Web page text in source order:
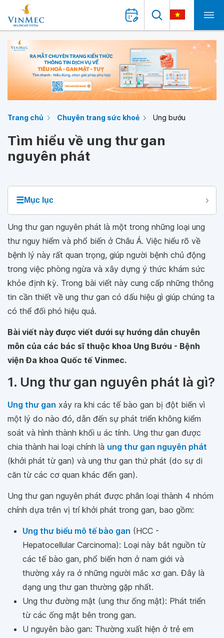
Trang chủ Chuyên trang sức khoẻ Ung bướu
Tìm hiểu về ung thư gan
nguyên phát
☰Mục lục
Ung thư gan nguyên phát là một trong những loại ung
thư nguy hiểm và phổ biến ở Châu Á. Việc hiểu rõ về
bệnh lý này rất quan trọng, giúp người bệnh chủ động
trong việc phòng ngừa và xây dựng ý thức khám sức
khỏe định kỳ. Trong bài viết này cung cấp những thông
tin cần thiết về ung thư gan có dấu hiệu gì giúp chúng ta
có thể đối phó hiệu quả.
Bài viết này được viết dưới sự hướng dẫn chuyên
môn của các bác sĩ thuộc khoa Ung Bướu - Bệnh
viện Đa khoa Quốc tế Vinmec.
1. Ung thư gan nguyên phát là gì?
Ung thư gan xảy ra khi các tế bào gan bị đột biến vì
một lý do nào đó, dẫn đến sự phát triển không kiểm
soát và hình thành khối u ác tính. Ung thư gan được
chia thành hai loại chính là ung thư gan nguyên phát
(khởi phát từ gan) và ung thư gan thứ phát (do sự di
căn từ các cơ quan khác đến gan).
Ung thư gan nguyên phát được phân loại thành 4 nhóm
chính dựa trên vị trí khởi phát trong gan, bao gồm:
Ung thư biểu mô tế bào gan (HCC -
Hepatocellular Carcinoma): Loại này bắt nguồn từ
các tế bào gan, phổ biến hơn ở nam giới và
thường xảy ra ở những người mắc xơ gan. Đây là
dạng ung thư gan thường gặp nhất.
Ung thư đường mật (ung thư ống mật): Phát triển
từ các ống mật bên trong gan.
U nguyên bào gan: Thường xuất hiện ở trẻ em